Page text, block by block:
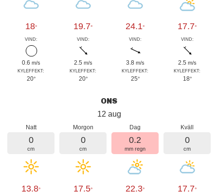
18°
VIND:
0.6 m/s
KYLEFFEKT:
20°
19.7°
VIND:
2.5 m/s
KYLEFFEKT:
20°
24.1°
VIND:
3.8 m/s
KYLEFFEKT:
25°
17.7°
VIND:
2.5 m/s
KYLEFFEKT:
18°
ONS
12 aug
Natt
0
cm
13.8°
Morgon
0
cm
17.5°
Dag
0.2
mm regn
22.3°
Kväll
0
cm
17.7°